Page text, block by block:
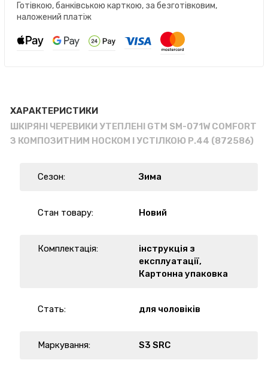
Готівкою, банківською карткою, за безготівковим,
наложений платіж
ХАРАКТЕРИСТИКИ
ШКІРЯНІ ЧЕРЕВИКИ УТЕПЛЕНІ GTM SM-071W COMFORT
З КОМПОЗИТНИМ НОСКОМ І УСТІЛКОЮ Р.44 (872586)
Сезон: Зима
Стан товару: Новий
Комплектація:
інструкція з
експлуатації,
Картонна упаковка
Стать: для чоловіків
Маркування: S3 SRC